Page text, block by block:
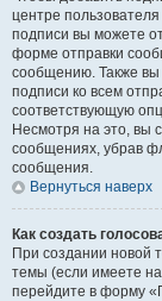
центре
подписи вы можете
форме отправки
сообщению. Также вы
подписи ко всем
соответствующую
Несмотря на это, вы
сообщениях, убрав
сообщения.
Вернуться наверх
Как создать
При создании новой
темы (если имеете
перейдите в форму